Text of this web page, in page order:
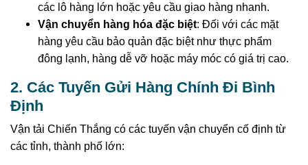
các lô hàng lớn hoặc yêu cầu giao hàng nhanh.
Vận chuyển hàng hóa đặc biệt: Đối với các mặt
hàng yêu cầu bảo quản đặc biệt như thực phẩm
đông lạnh, hàng dễ vỡ hoặc máy móc có giá trị cao.
2. Các Tuyến Gửi Hàng Chính Đi Bình
Định
Vận tải Chiến Thắng có các tuyến vận chuyển cố định từ
các tỉnh, thành phố lớn: